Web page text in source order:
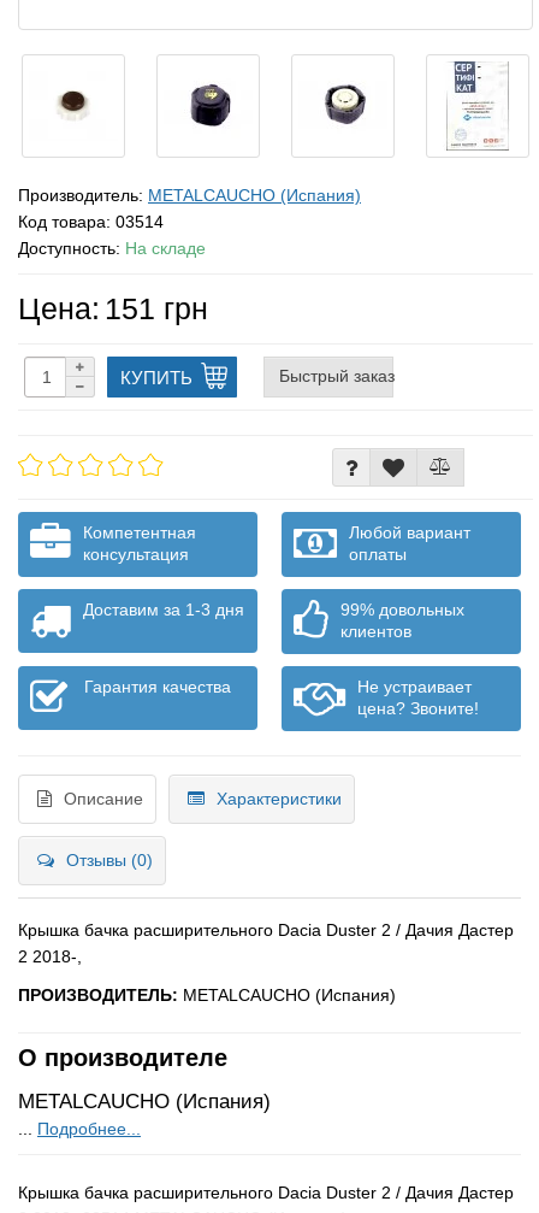
Производитель: METALCAUCHO (Испания)
Код товара: 03514
Доступность: На складе
Цена: 151 грн
КУПИТЬ Быстрый заказ
Компетентная
консультация
Любой вариант
оплаты
Доставим за 1-3 дня
99% довольных
клиентов
Гарантия качества
Не устраивает
цена? Звоните!
Описание Характеристики
Отзывы (0)
Крышка бачка расширительного Dacia Duster 2 / Дачия Дастер
2 2018-,
ПРОИЗВОДИТЕЛЬ: METALCAUCHO (Испания)
О производителе
METALCAUCHO (Испания)
Подробнее...
Крышка бачка расширительного Dacia Duster 2 / Дачия Дастер